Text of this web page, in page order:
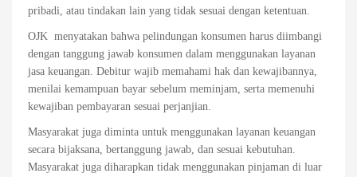
pribadi, atau tindakan lain yang tidak sesuai dengan ketentuan.
OJK menyatakan bahwa pelindungan konsumen harus diimbangi
dengan tanggung jawab konsumen dalam menggunakan layanan
jasa keuangan. Debitur wajib memahami hak dan kewajibannya,
menilai kemampuan bayar sebelum meminjam, serta memenuhi
kewajiban pembayaran sesuai perjanjian.
Masyarakat juga diminta untuk menggunakan layanan keuangan
secara bijaksana, bertanggung jawab, dan sesuai kebutuhan.
Masyarakat juga diharapkan tidak menggunakan pinjaman di luar